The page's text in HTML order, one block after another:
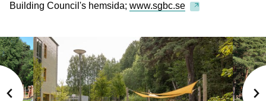
Building Council's hemsida; www.sgbc.se
Bild
1
Bild
2